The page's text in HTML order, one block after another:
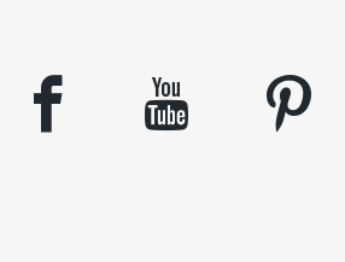
facebook youtube pinterest